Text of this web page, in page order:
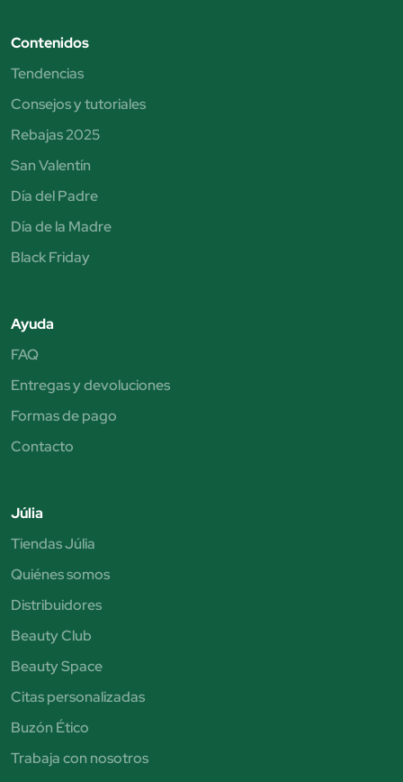
Contenidos
Tendencias
Consejos y tutoriales
Rebajas 2025
San Valentín
Día del Padre
Día de la Madre
Black Friday
Ayuda
FAQ
Entregas y devoluciones
Formas de pago
Contacto
Júlia
Tiendas Júlia
Quiénes somos
Distribuidores
Beauty Club
Beauty Space
Citas personalizadas
Buzón Ético
Trabaja con nosotros